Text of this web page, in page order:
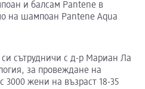
и балсам Pantene в
на шампоан Pantene Aqua
сътрудничи с д-р Мариан Ла
за провеждане на
3000 жени на възраст 18-35